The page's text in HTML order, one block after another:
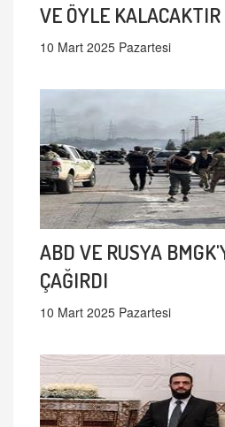
VE ÖYLE KALACAKTIR
10 Mart 2025 Pazartesi
ABD VE RUSYA
ÇAĞIRDI
10 Mart 2025 Pazartesi